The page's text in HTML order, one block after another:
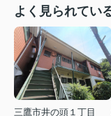
よく見られてい
三鷹市井の頭１丁目